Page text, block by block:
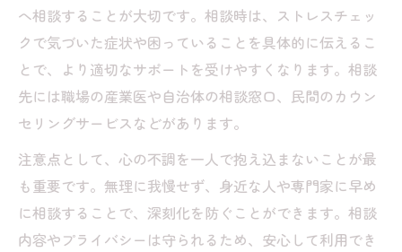
へ相談することが大切です。相談時は、ストレスチェッ
クで気づいた症状や困っていることを具体的に伝えるこ
とで、より適切なサポートを受けやすくなります。相談
先には職場の産業医や自治体の相談窓口、民間のカウン
セリングサービスなどがあります。
注意点として、心の不調を一人で抱え込まないことが最
も重要です。無理に我慢せず、身近な人や専門家に早め
に相談することで、深刻化を防ぐことができます。相談
内容やプライバシーは守られるため、安心して利用でき